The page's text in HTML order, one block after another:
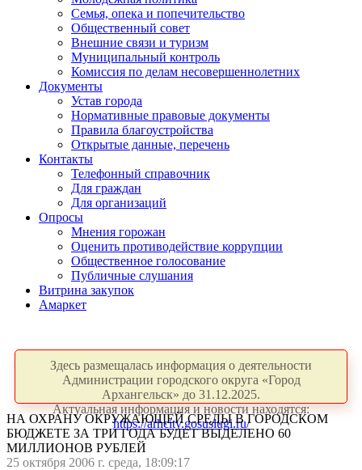
Семья, опека и попечительство
Общественный совет
Внешние связи и туризм
Муниципальный контроль
Комиссия по делам несовершеннолетних
Документы
Устав города
Нормативные правовые документы
Правила благоустройства
Открытые данные, перечень
Контакты
Телефонный справочник
Для граждан
Для организаций
Опросы
Мнения горожан
Оценить противодействие коррупции
Общественное голосование
Публичные слушания
Витрина закупок
Амаркет
Здесь размещалась информация о деятельности
Администрации городского округа «Город
Архангельск» до 31.12.2025.
Актуальная информация и новости находятся:
https://arhcity.gosuslugi.ru/
НА ОХРАНУ ОКРУЖАЮЩЕЙ СРЕДЫ В ГОРОДСКОМ
БЮДЖЕТЕ ЗА ТРИ ГОДА БУДЕТ ВЫДЕЛЕНО 60
МИЛЛИОНОВ РУБЛЕЙ
25 октября 2006 г. среда, 18:09:17